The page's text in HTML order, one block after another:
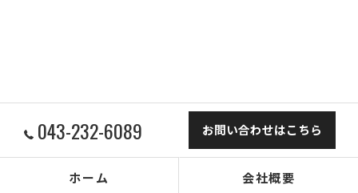
043-232-6089 お問い合わせはこちら
ホーム 会社概要